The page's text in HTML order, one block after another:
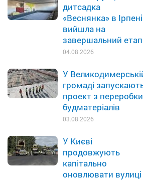
дитсадка
«Веснянка» в Ірпені
вийшла на
завершальний етап
04.08.2026
У
громаді
проект з переробки
будматеріалів
03.08.2026
У Києві
продовжують
капітально
оновлювати вулиці